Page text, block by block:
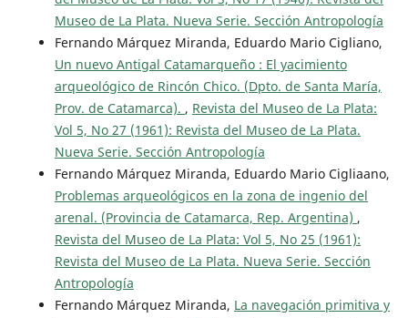
Museo de La Plata. Nueva Serie. Sección Antropología
Fernando Márquez Miranda, Eduardo Mario Cigliano,
Un nuevo Antigal Catamarqueño : El yacimiento
arqueológico de Rincón Chico. (Dpto. de Santa María,
Prov. de Catamarca). , Revista del Museo de La Plata:
Vol 5, No 27 (1961): Revista del Museo de La Plata.
Nueva Serie. Sección Antropología
Fernando Márquez Miranda, Eduardo Mario Cigliaano,
Problemas arqueológicos en la zona de ingenio del
arenal. (Provincia de Catamarca, Rep. Argentina) ,
Revista del Museo de La Plata: Vol 5, No 25 (1961):
Revista del Museo de La Plata. Nueva Serie. Sección
Antropología
Fernando Márquez Miranda, La navegación primitiva y